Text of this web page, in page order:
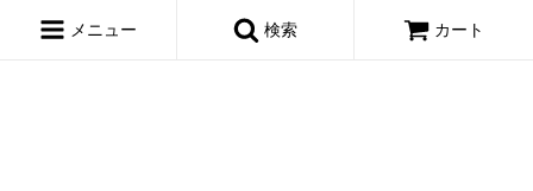
{dataLayer.push(arguments);} gtag('js', new Date()); gtag('config',
メニュー 検索 カート